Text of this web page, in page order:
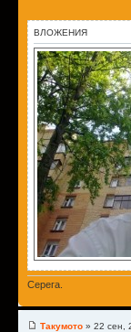
ВЛОЖЕНИЯ
Серега.
Такумото » 22 сен,